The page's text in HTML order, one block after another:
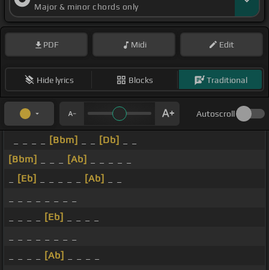
Major & minor chords only
PDF Midi Edit
Hide lyrics Blocks Traditional
Autoscroll
[Bbm] [Db]
[Bbm]
[Ab]
[Eb] [Ab]
[Eb]
[Ab]